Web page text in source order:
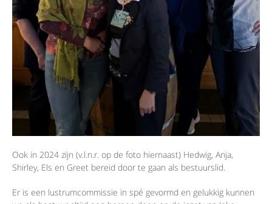
Ook in 2024 zijn (v.l.n.r. op de foto hiernaast) Hedwig, Anja,
Shirley, Els en Greet bereid door te gaan als bestuurslid.
Er is een lustrumcommissie in spé gevormd en gelukkig kunnen